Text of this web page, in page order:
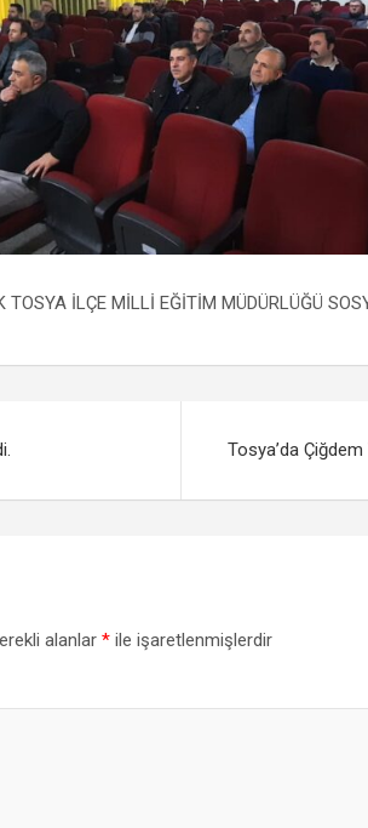
İLÇE MİLLİ EĞİTİM MÜDÜRLÜĞÜ
Tosya’da
alanlar * ile işaretlenmişlerdir